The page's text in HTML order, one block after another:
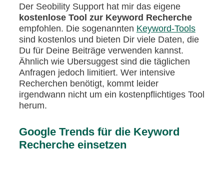
Der Seobility Support hat mir das eigene
kostenlose Tool zur Keyword Recherche
empfohlen. Die sogenannten Keyword-Tools
sind kostenlos und bieten Dir viele Daten, die
Du für Deine Beiträge verwenden kannst.
Ähnlich wie Ubersuggest sind die täglichen
Anfragen jedoch limitiert. Wer intensive
Recherchen benötigt, kommt leider
irgendwann nicht um ein kostenpflichtiges Tool
herum.
Google Trends für die Keyword
Recherche einsetzen